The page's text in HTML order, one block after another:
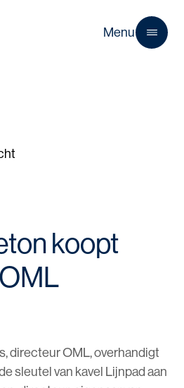
Menu
koopt
directeur OML, overhandigt
sleutel van kavel Lijnpad aan